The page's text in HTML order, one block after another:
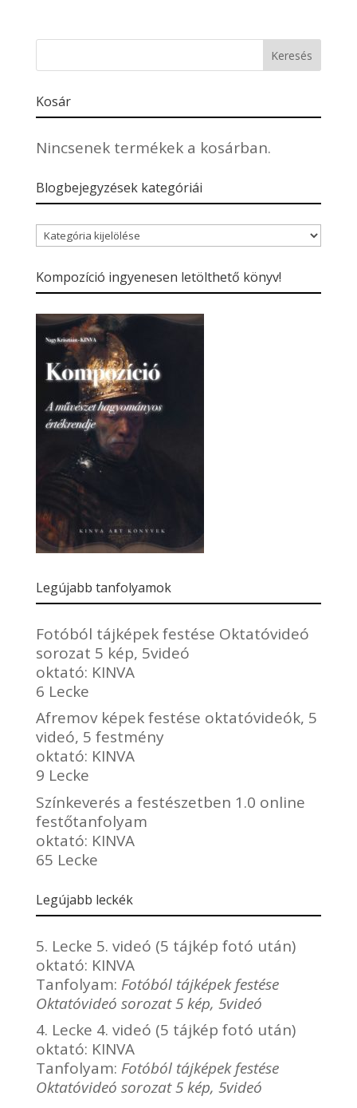
Kosár
Nincsenek termékek a kosárban.
Blogbejegyzések kategóriái
Blogbejegyzések
kategóriái
Kompozíció ingyenesen letölthető könyv!
Legújabb tanfolyamok
Fotóból tájképek festése Oktatóvideó
sorozat 5 kép, 5videó
oktató: KINVA
6 Lecke
Afremov képek festése oktatóvideók, 5
videó, 5 festmény
oktató: KINVA
9 Lecke
Színkeverés a festészetben 1.0 online
festőtanfolyam
oktató: KINVA
65 Lecke
Legújabb leckék
5. Lecke 5. videó (5 tájkép fotó után)
oktató: KINVA
Tanfolyam: Fotóból tájképek festése
Oktatóvideó sorozat 5 kép, 5videó
4. Lecke 4. videó (5 tájkép fotó után)
oktató: KINVA
Tanfolyam: Fotóból tájképek festése
Oktatóvideó sorozat 5 kép, 5videó